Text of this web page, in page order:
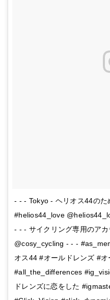
- - - Tokyo - ヘリオス44のた
#helios44_love
- - - サイクリング専用のアカ
@cosy_cycling - - -
オス44 #オールドレンズ #
#all_the_differences
ドレンズに恋をした